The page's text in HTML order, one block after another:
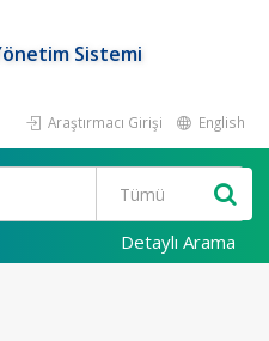
Sistemi
Araştırmacı Girişi English
Detaylı Arama